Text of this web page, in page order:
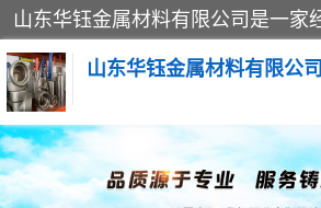
山东华钰金属材料有限公司
不锈钢管